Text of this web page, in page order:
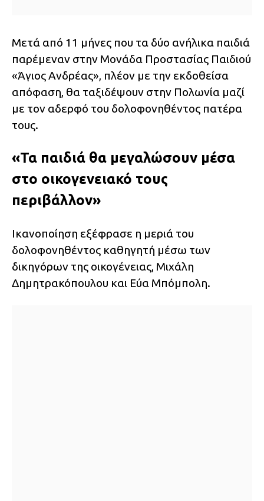
Μετά από 11 μήνες που τα δύο ανήλικα παιδιά
παρέμεναν στην Μονάδα Προστασίας Παιδιού
«Άγιος Ανδρέας», πλέον με την εκδοθείσα
απόφαση, θα ταξιδέψουν στην Πολωνία μαζί
με τον αδερφό του δολοφονηθέντος πατέρα
τους.
«Τα παιδιά θα μεγαλώσουν μέσα
στο οικογενειακό τους
περιβάλλον»
Ικανοποίηση εξέφρασε η μεριά του
δολοφονηθέντος καθηγητή μέσω των
δικηγόρων της οικογένειας, Μιχάλη
Δημητρακόπουλου και Εύα Μπόμπολη.